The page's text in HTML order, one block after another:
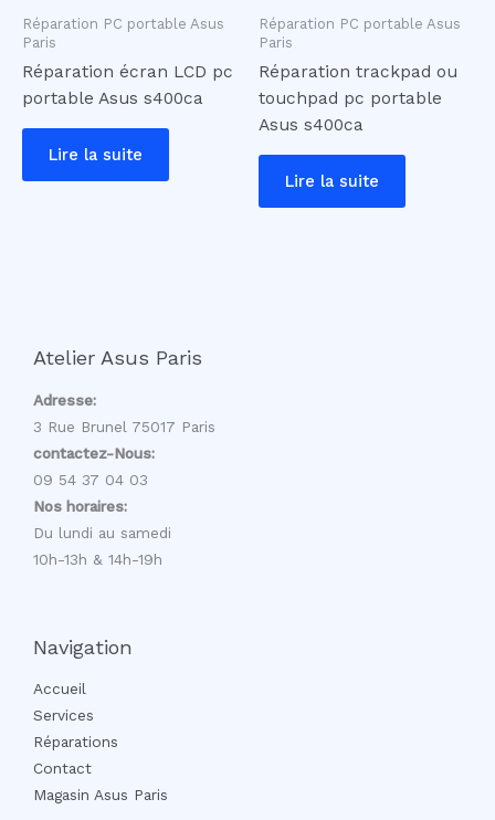
Réparation PC portable Asus
Paris
Réparation écran LCD pc
portable Asus s400ca
Lire la suite
Réparation PC portable Asus
Paris
Réparation trackpad ou
touchpad pc portable
Asus s400ca
Lire la suite
Atelier Asus Paris
Adresse:
3 Rue Brunel 75017 Paris
contactez-Nous:
09 54 37 04 03
Nos horaires:
Du lundi au samedi
10h-13h & 14h-19h
Navigation
Accueil
Services
Réparations
Contact
Magasin Asus Paris